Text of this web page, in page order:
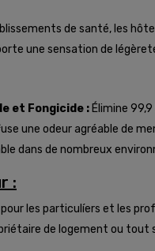
de santé, les
une sensation de
et Fongicide : Élimine
une odeur agréable de
dans de nombreux
:
les particulíers et les
de logement ou tout